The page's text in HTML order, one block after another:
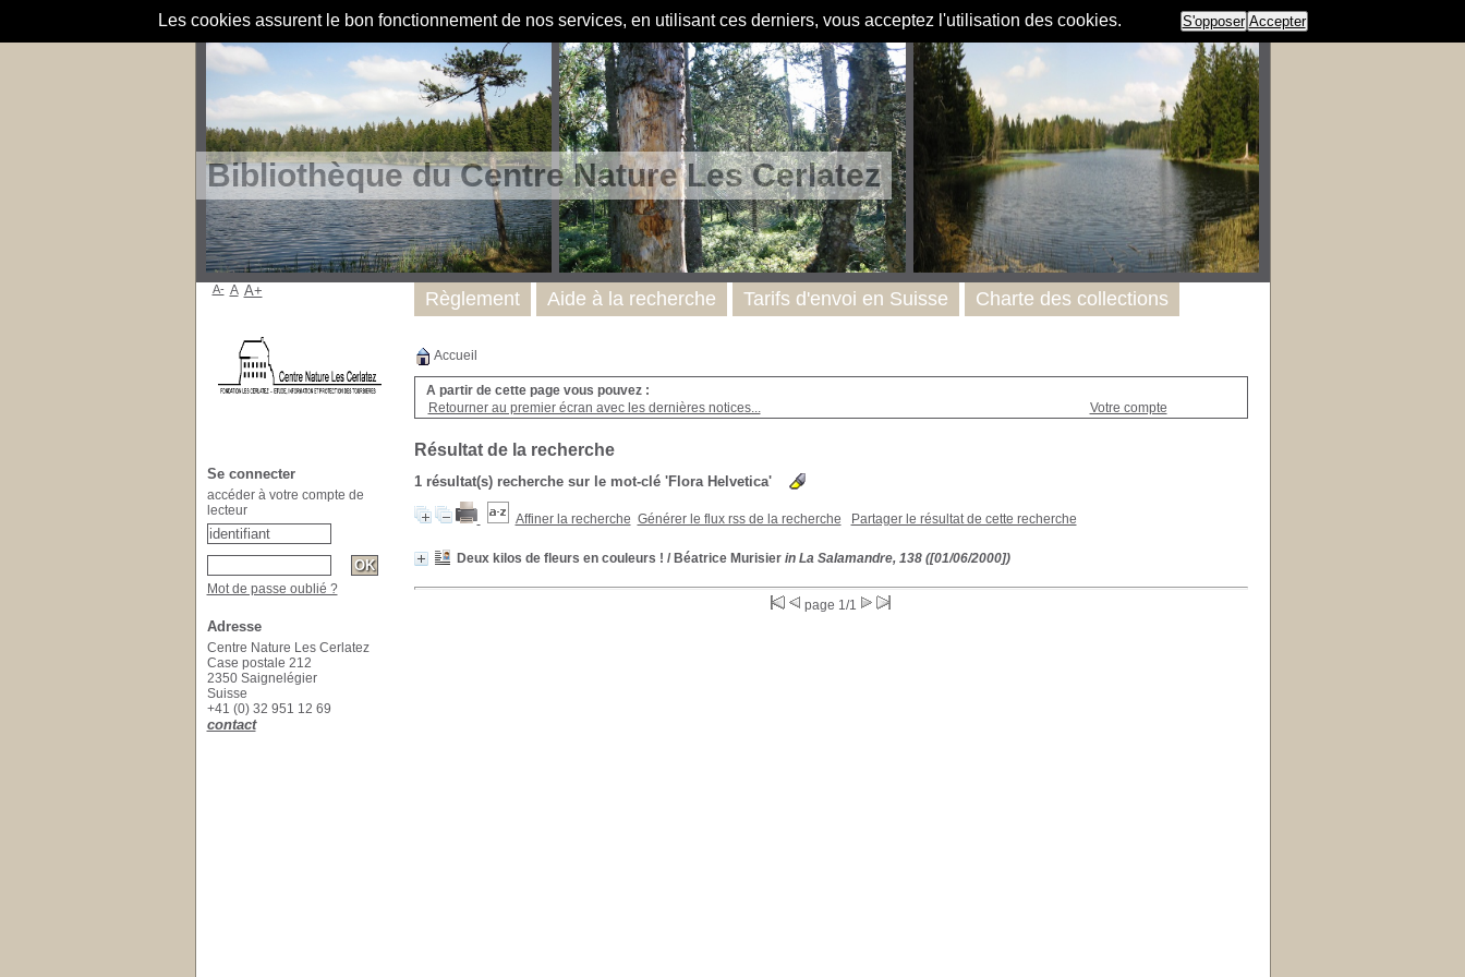
Les cookies assurent le bon fonctionnement de nos services, en utilisant ces derniers, vous acceptez l'utilisation des cookies. S'opposer Accepter
Bibliothèque du Centre Nature Les Cerlatez
Accueil
A partir de cette page vous pouvez :
Retourner au premier écran avec les dernières notices...
Votre compte
Résultat de la recherche
1 résultat(s) recherche sur le mot-clé 'Flora Helvetica'
Affiner la recherche Générer le flux rss de la recherche Partager le résultat de cette recherche
Deux kilos de fleurs en couleurs ! / Béatrice Murisier in La Salamandre, 138 ([01/06/2000])
page 1/1
Règlement Aide à la recherche Tarifs d'envoi en Suisse Charte des collections
A- A A+
Se connecter
accéder à votre compte de
lecteur
Mot de passe oublié ?
Adresse
Centre Nature Les Cerlatez
Case postale 212
2350 Saignelégier
Suisse
+41 (0) 32 951 12 69
contact